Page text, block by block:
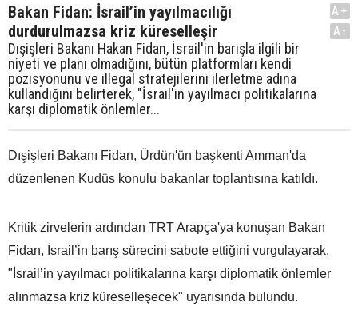
Bakan Fidan: İsrail’in yayılmacılığı
durdurulmazsa kriz küreselleşir
Dışişleri Bakanı Hakan Fidan, İsrail'in barışla ilgili bir
niyeti ve planı olmadığını, bütün platformları kendi
pozisyonunu ve illegal stratejilerini ilerletme adına
kullandığını belirterek, "İsrail'in yayılmacı politikalarına
karşı diplomatik önlemler...
A+
A-
Dışişleri Bakanı Fidan, Ürdün'ün başkenti Amman'da
düzenlenen Kudüs konulu bakanlar toplantısına katıldı.
Kritik zirvelerin ardından TRT Arapça'ya konuşan Bakan
Fidan, İsrail’in barış sürecini sabote ettiğini vurgulayarak,
"İsrail’in yayılmacı politikalarına karşı diplomatik önlemler
alınmazsa kriz küreselleşecek" uyarısında bulundu.